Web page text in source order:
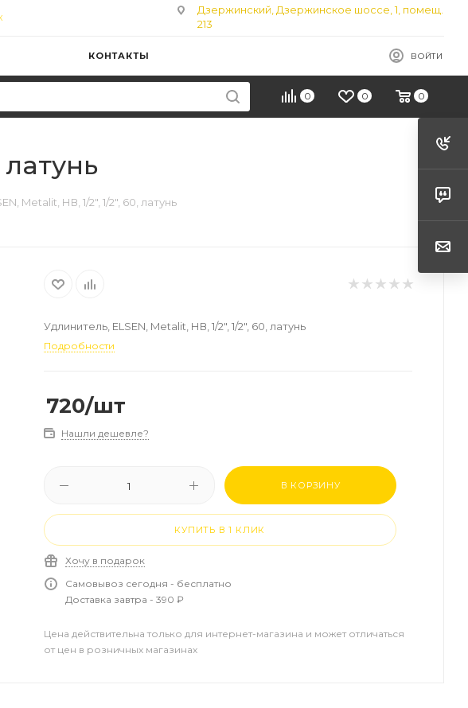
Дзержинский, Дзержинское шоссе, 1, помещ.
213
ВОЙТИ
КОНТАКТЫ
0 0 0
Metalit, НВ, 1/2", 1/2", 60, латунь
Удлинитель, ELSEN, Metalit, НВ, 1/2", 1/2", 60, латунь
Подробности
720/шт
Нашли дешевле?
В КОРЗИНУ
КУПИТЬ В 1 КЛИК
Хочу в подарок
Самовывоз сегодня - бесплатно
Доставка завтра - 390 ₽
Цена действительна только для интернет-магазина и может отличаться
от цен в розничных магазинах